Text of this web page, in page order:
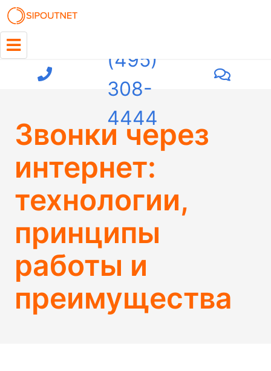
(495)
308-
4444
Звонки через
интернет:
технологии,
принципы
работы и
преимущества